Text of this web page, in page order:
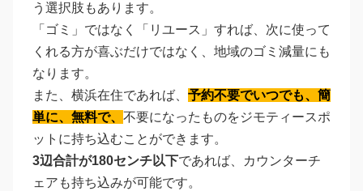
う選択肢もあります。
「ゴミ」ではなく「リユース」すれば、次に使って
くれる方が喜ぶだけではなく、地域のゴミ減量にも
なります。
また、横浜在住であれば、 予約不要でいつでも、簡
単に、無料で、 不要になったものをジモティースポ
ットに持ち込むことができます。
3辺合計が180センチ以下であれば、カウンターチ
ェアも持ち込みが可能です。